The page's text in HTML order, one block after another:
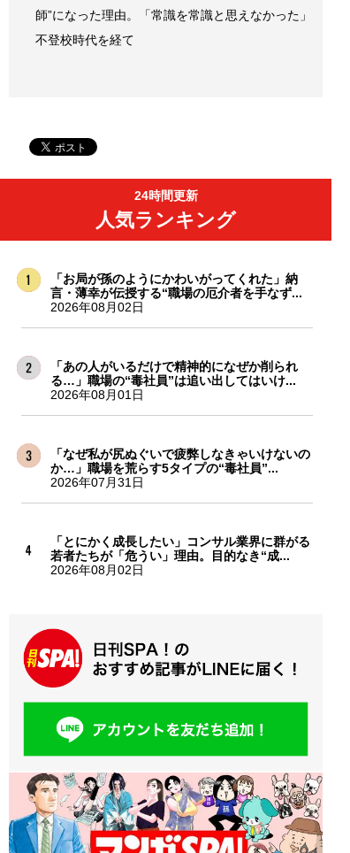
師”になった理由。「常識を常識と思えなかった」
不登校時代を経て
24時間更新
人気ランキング
「お局が孫のようにかわいがってくれた」納
言・薄幸が伝授する“職場の厄介者を手なず...
2026年08月02日
「あの人がいるだけで精神的になぜか削られ
る…」職場の“毒社員”は追い出してはいけ...
2026年08月01日
「なぜ私が尻ぬぐいで疲弊しなきゃいけないの
か…」職場を荒らす5タイプの“毒社員”...
2026年07月31日
「とにかく成長したい」コンサル業界に群がる
若者たちが「危うい」理由。目的なき“成...
2026年08月02日